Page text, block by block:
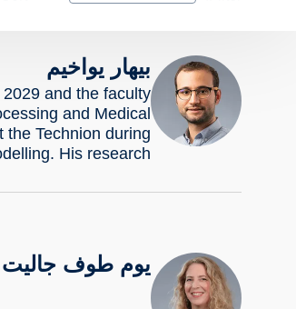
بيهار يواخيم
and the faculty
and Medical
Technion during
His research…
يوم طوف جاليت